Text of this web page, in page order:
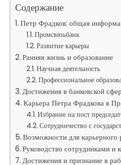
Содержание
Петр Фрадков: общая
Промсвязьбанк
Развитие карьеры
Ранняя жизнь и образование
Научная деятельность
Профессиональное
Достижения в банковской
Карьера Петра Фрадкова в
Избрание на пост
Сотрудничество с
Возможности для карьерного
Руководство сотрудниками и
Достижения и признание в